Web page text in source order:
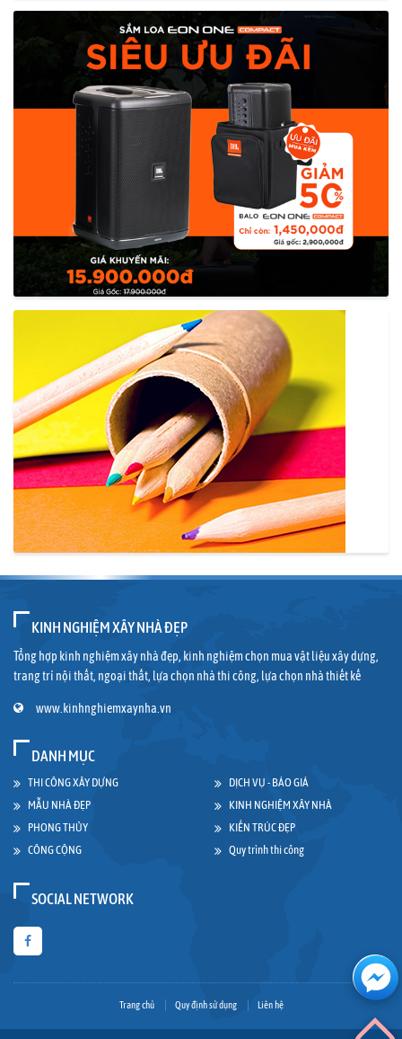
KINH NGHIỆM XÂY NHÀ ĐẸP
Tổng hợp kinh nghiệm xây nhà đẹp, kinh nghiệm chọn mua vật liệu xây dựng,
trang trí nội thất, ngoại thất, lựa chọn nhà thi công, lựa chọn nhà thiết kế
www.kinhnghiemxaynha.vn
DANH MỤC
THI CÔNG XÂY DỰNG
DỊCH VỤ - BÁO GIÁ
MẪU NHÀ ĐẸP
KINH NGHIỆM XÂY NHÀ
PHONG THỦY
KIẾN TRÚC ĐẸP
CÔNG CỘNG
Quy trình thi công
SOCIAL NETWORK
Trang chủ Quy định sử dụng Liên hệ